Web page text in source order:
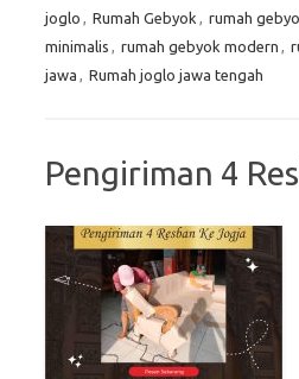
joglo , Rumah Gebyok , rumah
minimalis , rumah gebyok modern ,
jawa , Rumah joglo jawa tengah
Pengiriman 4